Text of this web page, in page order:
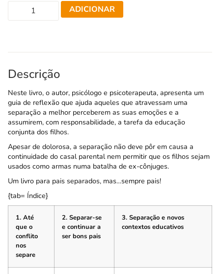
ADICIONAR
Descrição
Neste livro, o autor, psicólogo e psicoterapeuta, apresenta um
guia de reflexão que ajuda aqueles que atravessam uma
separação a melhor perceberem as suas emoções e a
assumirem, com responsabilidade, a tarefa da educação
conjunta dos filhos.
Apesar de dolorosa, a separação não deve pôr em causa a
continuidade do casal parental nem permitir que os filhos sejam
usados como armas numa batalha de ex-cônjuges.
Um livro para pais separados, mas…sempre pais!
{tab= Índice}
1. Até
que o
conflito
nos
separe
2. Separar-se
e continuar a
ser bons pais
3. Separação e novos
contextos educativos